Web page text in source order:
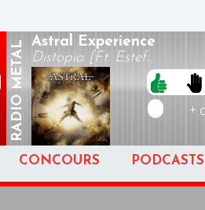
RADIO
METAL Astral Experience
Distopia [Ft. Estef...
+
CONCOURS PODCASTS